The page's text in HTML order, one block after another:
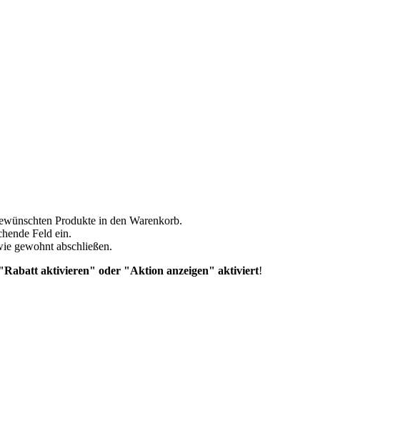
Produkte in den Warenkorb.
Feld ein.
gewohnt abschließen.
aktivieren" oder "Aktion anzeigen" aktiviert!